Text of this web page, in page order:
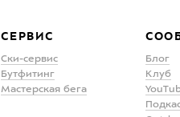
СЕРВИС
Ски-сервис
Бутфитинг
Мастерская бега
Блог
Клуб